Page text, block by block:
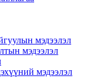
мэдээлэл
мэдээлэл
мэдээлэл